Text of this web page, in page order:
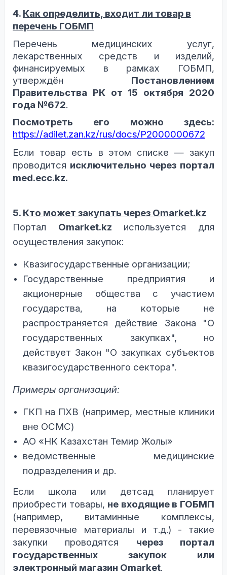
4. Как определить, входит ли товар в
перечень ГОБМП
Перечень медицинских услуг,
лекарственных средств и изделий,
финансируемых в рамках ГОБМП,
утверждён Постановлением
Правительства РК от 15 октября 2020
года №672.
Посмотреть его можно здесь:
https://adilet.zan.kz/rus/docs/P2000000672
Если товар есть в этом списке — закуп
проводится исключительно через портал
med.ecc.kz.
5. Кто может закупать через Omarket.kz
Портал Omarket.kz используется для
осуществления закупок:
Квазигосударственные организации;
Государственные предприятия и
акционерные общества с участием
государства, на которые не
распространяется действие Закона "О
государственных закупках", но
действует Закон "О закупках субъектов
квазигосударственного сектора".
Примеры организаций:
ГКП на ПХВ (например, местные клиники
вне ОСМС)
АО «НК Казахстан Темир Жолы»
ведомственные медицинские
подразделения и др.
Если школа или детсад планирует
приобрести товары, не входящие в ГОБМП
(например, витаминные комплексы,
перевязочные материалы и т.д.)
-
такие
закупки проводятся через портал
государственных закупок или
электронный магазин Omarket.